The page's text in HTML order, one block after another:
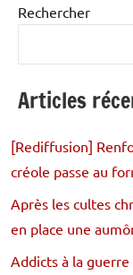
publications
Rechercher
Articles
[Rediffusion]
créole passe au
Après les cultes
en place une
Addicts à la